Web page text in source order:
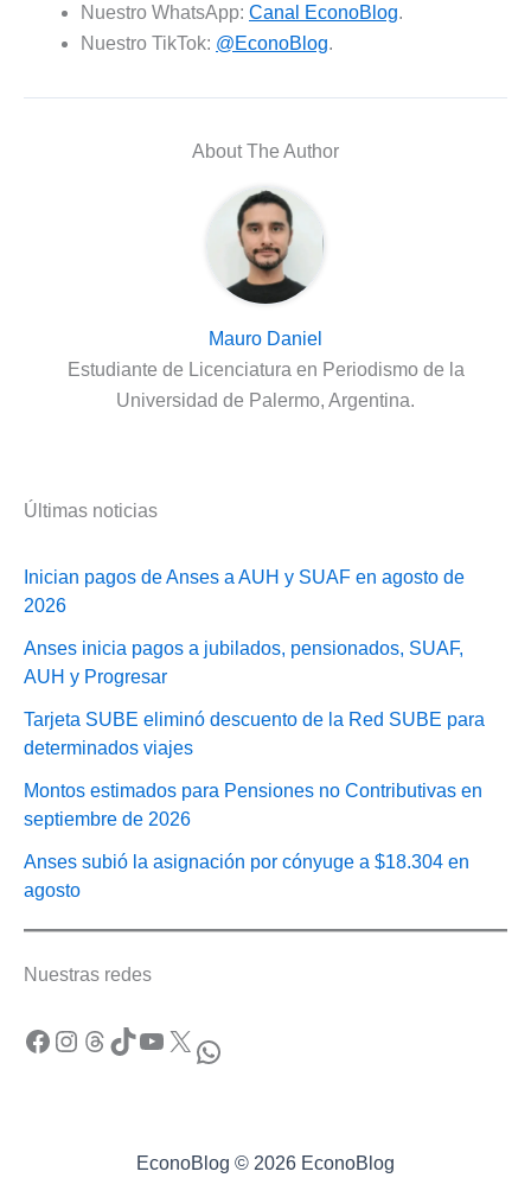
Nuestro WhatsApp: Canal EconoBlog.
Nuestro TikTok: @EconoBlog.
About The Author
Mauro Daniel
Estudiante de Licenciatura en Periodismo de la
Universidad de Palermo, Argentina.
Últimas noticias
Inician pagos de Anses a AUH y SUAF en agosto de
2026
Anses inicia pagos a jubilados, pensionados, SUAF,
AUH y Progresar
Tarjeta SUBE eliminó descuento de la Red SUBE para
determinados viajes
Montos estimados para Pensiones no Contributivas en
septiembre de 2026
Anses subió la asignación por cónyuge a $18.304 en
agosto
Nuestras redes
Facebook Instagram Threads TikTok YouTube X WhatsApp
EconoBlog © 2026 EconoBlog